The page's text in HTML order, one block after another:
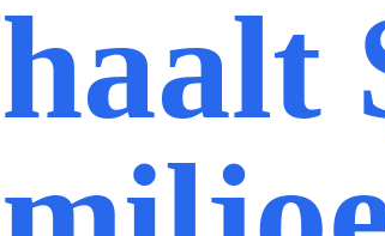
haalt